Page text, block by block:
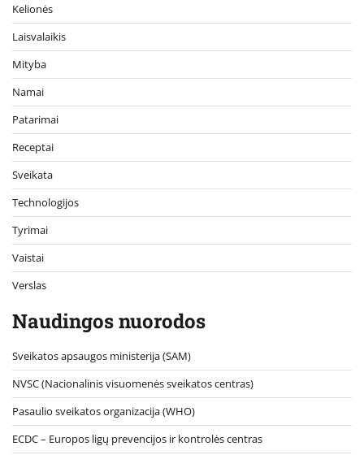
Kelionės
Laisvalaikis
Mityba
Namai
Patarimai
Receptai
Sveikata
Technologijos
Tyrimai
Vaistai
Verslas
Naudingos nuorodos
Sveikatos apsaugos ministerija (SAM)
NVSC (Nacionalinis visuomenės sveikatos centras)
Pasaulio sveikatos organizacija (WHO)
ECDC – Europos ligų prevencijos ir kontrolės centras